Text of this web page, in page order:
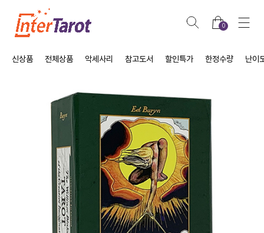
0
신상품 전체상품 악세사리 참고도서 할인특가 한정수량 난이